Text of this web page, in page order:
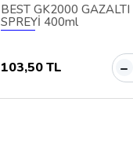
BEST GK2000
SPREYİ 400ml
103,50 TL –